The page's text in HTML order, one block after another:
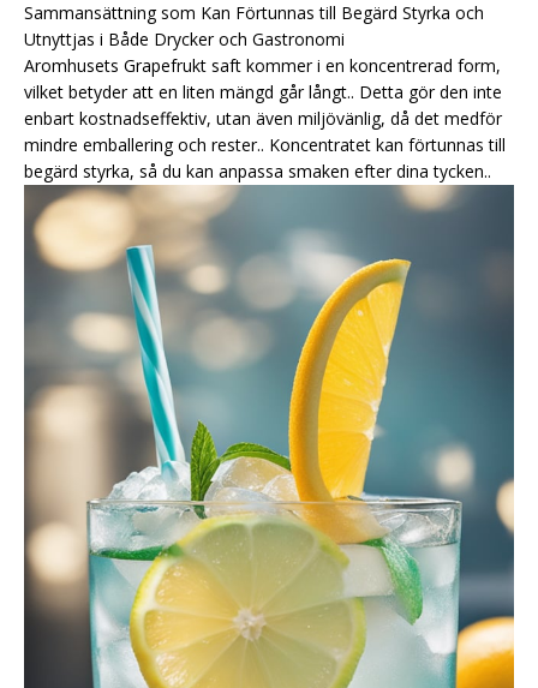
Sammansättning som Kan Förtunnas till Begärd Styrka och
Utnyttjas i Både Drycker och Gastronomi
Aromhusets Grapefrukt saft kommer i en koncentrerad form,
vilket betyder att en liten mängd går långt.. Detta gör den inte
enbart kostnadseffektiv, utan även miljövänlig, då det medför
mindre emballering och rester.. Koncentratet kan förtunnas till
begärd styrka, så du kan anpassa smaken efter dina tycken..